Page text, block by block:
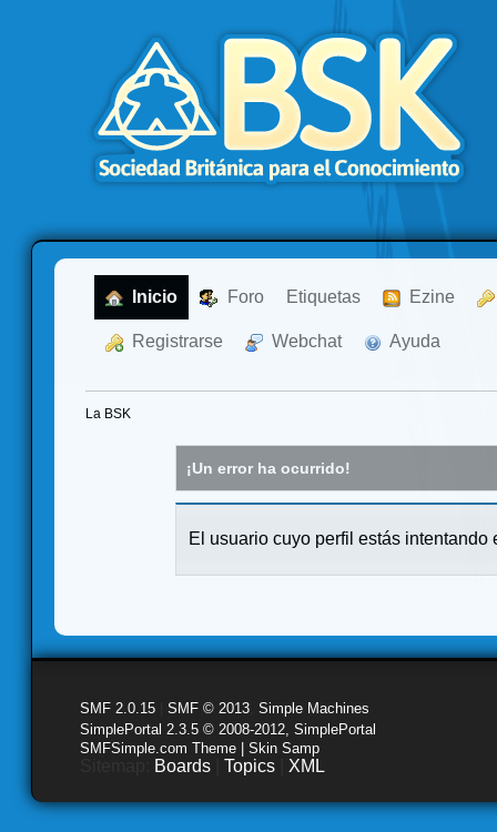
Inicio Foro Etiquetas Ezine
Registrarse Webchat Ayuda
La BSK
¡Un error ha ocurrido!
El usuario cuyo perfil estás intentando
SMF 2.0.15 SMF © 2013 Simple Machines
SimplePortal 2.3.5 © 2008-2012, SimplePortal
SMFSimple.com Theme | Skin Samp
Boards Topics XML